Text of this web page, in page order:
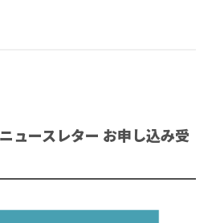
ュースレター お申し込み受